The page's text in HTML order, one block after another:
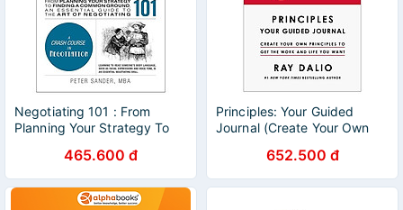
Negotiating 101 : From
Planning Your Strategy To
An Essential Guide To The
Art Of Negotiating
465.600 đ
Principles: Your Guided
Journal (Create Your Own
And Life You Want)
652.500 đ